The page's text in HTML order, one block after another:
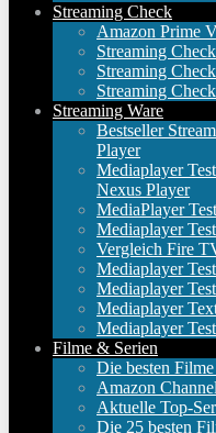
Streaming Check
Amazon Prime
Streaming
Streaming
Streaming
Streaming Ware
Bestseller
Player
Mediaplayer
Nexus Player
MediaPlayer
Mediaplayer
Vergleich Fire
Mediaplayer
Mediaplayer
Mediaplayer
Mediaplayer
Filme & Serien
Die besten
Amazon
Aktuelle Top-
Die 25 besten